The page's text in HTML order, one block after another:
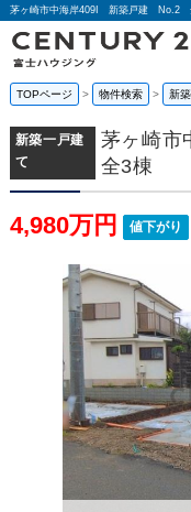
TOPページ 物件検索 新
新築一戸建
て
茅ヶ崎
全3棟
4,980万円 値下がり